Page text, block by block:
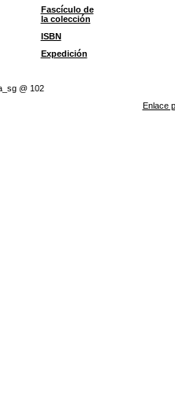
Fascículo de
la colección
ISBN
Expedición
@ 102
Enlace